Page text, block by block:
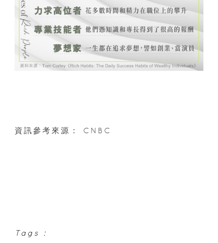
資訊參考來源： CNBC
Tags :